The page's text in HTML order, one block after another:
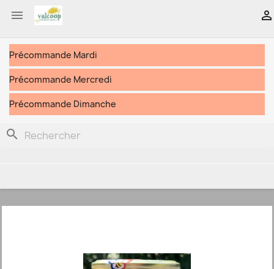
 
Précommande Mardi
Précommande Mercredi
Précommande Dimanche
search